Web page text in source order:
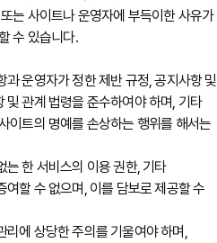
는 사이트나 운영자에 부득이한 사유가
수 있습니다.
운영자가 정한 제반 규정, 공지사항 및
관계 법령을 준수하여야 하며, 기타
이트의 명예를 손상하는 행위를 해서는
한 서비스의 이용 권한, 기타
할 수 없으며, 이를 담보로 제공할 수
에 상당한 주의를 기울여야 하며,